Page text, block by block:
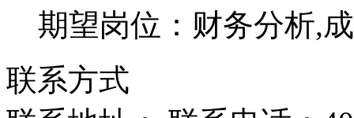
期望岗位： 财务分析,
联系方式